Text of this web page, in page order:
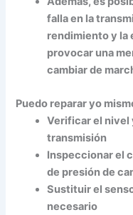
falla en la
rendimiento y la
provocar una
cambiar de
Puedo reparar yo
Verificar el nivel
transmisión
Inspeccionar el
de presión de
Sustituir el
necesario